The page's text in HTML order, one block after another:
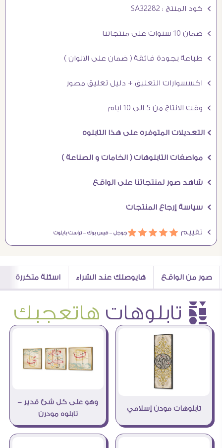
Ö كود المنتج : SA32282
Ö ضمان 10 سنوات على منتجاتنا
Ö طباعة بجودة فائقة ( ضمان على الالوان )
Ö اكسسوارات التعليق + دليل تعليق مصور
Ö وقت الانتاج من 5 الى 10 ايام
Ö التعديلات المتوفره على هذا التابلوه
Ö مواصفات التابلوهات ( الخامات و الصناعة )
Ö شاهد صور لمنتجاتنا على الواقع
Ö سياسة إرجاع المنتجات
Ö تقييم áááááجوجل –فيس بوك –تراست بايلوت
صور من الواقع هايوصلك عند الشراء اسئلة متكررة
è تابلوهات هاتعجبك
تابلوهات مودن إسلامي
وهو على كل شئ قدير –
تابلوه مودرن